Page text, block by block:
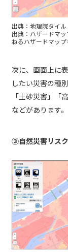
出典：地理院タイ
出典：ハザードマ
ねるハザードマッ
次に、画面上に
したい災害の種
「土砂災害」「
などがあります。
③自然災害リス